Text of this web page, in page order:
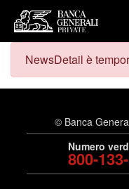
NewsDetail è
© Banca
Numero
800-